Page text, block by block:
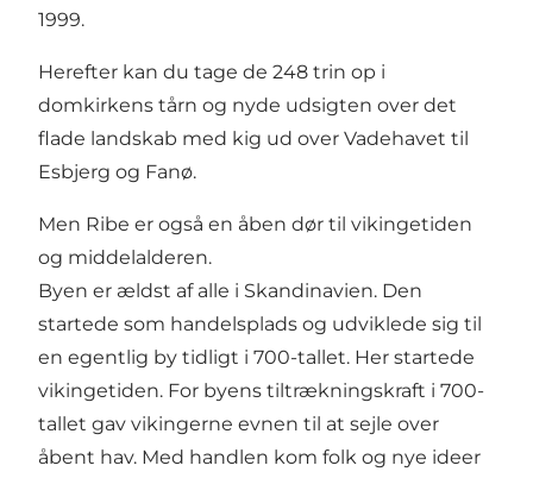
1999.
Herefter kan du tage de 248 trin op i
domkirkens tårn og nyde udsigten over det
flade landskab med kig ud over Vadehavet til
Esbjerg og Fanø.
Men Ribe er også en åben dør til vikingetiden
og middelalderen.
Byen er ældst af alle i Skandinavien. Den
startede som handelsplads og udviklede sig til
en egentlig by tidligt i 700-tallet. Her startede
vikingetiden. For byens tiltrækningskraft i 700-
tallet gav vikingerne evnen til at sejle over
åbent hav. Med handlen kom folk og nye ideer